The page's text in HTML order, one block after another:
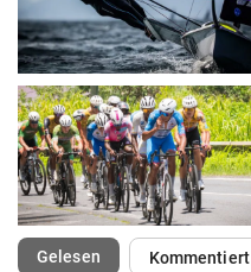
Gelesen(ausgewählt)Kommentiert